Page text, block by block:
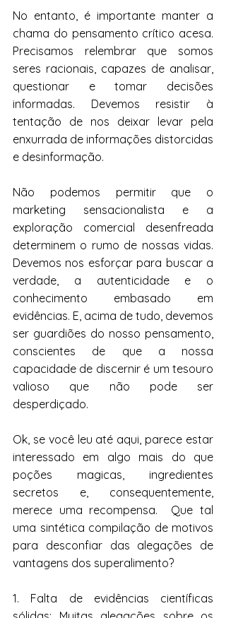
No entanto, é importante manter a
chama do pensamento crítico acesa.
Precisamos relembrar que somos
seres racionais, capazes de analisar,
questionar e tomar decisões
informadas. Devemos resistir à
tentação de nos deixar levar pela
enxurrada de informações distorcidas
e desinformação.
Não podemos permitir que o
marketing sensacionalista e a
exploração comercial desenfreada
determinem o rumo de nossas vidas.
Devemos nos esforçar para buscar a
verdade, a autenticidade e o
conhecimento embasado em
evidências. E, acima de tudo, devemos
ser guardiões do nosso pensamento,
conscientes de que a nossa
capacidade de discernir é um tesouro
valioso que não pode ser
desperdiçado.
Ok, se você leu até aqui, parece estar
interessado em algo mais do que
poções magicas, ingredientes
secretos e, consequentemente,
merece uma recompensa.  Que tal
uma sintética compilação de motivos
para desconfiar das alegações de
vantagens dos superalimento?
1. Falta de evidências científicas